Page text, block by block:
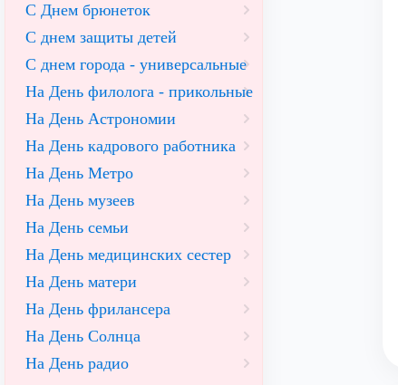
С Днем брюнеток
С днем защиты детей
С днем города - универсальные
На День филолога - прикольные
На День Астрономии
На День кадрового работника
На День Метро
На День музеев
На День семьи
На День медицинских сестер
На День матери
На День фрилансера
На День Солнца
На День радио